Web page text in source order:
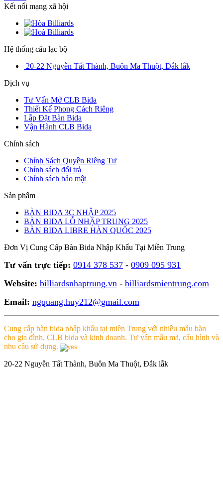
Kết nối mạng xã hội
Hệ thống câu lạc bộ
20-22 Nguyễn Tất Thành, Buôn Ma Thuột, Đắk lắk
Dịch vụ
Tư Vấn Mở CLB Bida
Thiết Kế Phong Cách Riêng
Lắp Đặt Bàn Bida
Vận Hành CLB Bida
Chính sách
Chính Sách Quyền Riêng Tư
Chính sách đổi trả
Chính sách bảo mật
Sản phẩm
BÀN BIDA 3C NHẬP 2025
BÀN BIDA LỖ NHẬP TRUNG 2025
BÀN BIDA LIBRE HÀN QUỐC 2025
Đơn Vị Cung Cấp Bàn Bida Nhập Khẩu Tại Miền Trung
Tư vấn trực tiếp: 0914 378 537 - 0909 095 931
Website: billiardsnhaptrung.vn - billiardsmientrung.com
Email: ngquang.huy212@gmail.com
Cung cấp bàn bida nhập khẩu tại miền Trung với nhiều mẫu bàn
cho gia đình, CLB bida và kinh doanh. Tư vấn mẫu mã, cấu hình và
nhu cầu sử dụng.
20-22 Nguyễn Tất Thành, Buôn Ma Thuột, Đắk lắk